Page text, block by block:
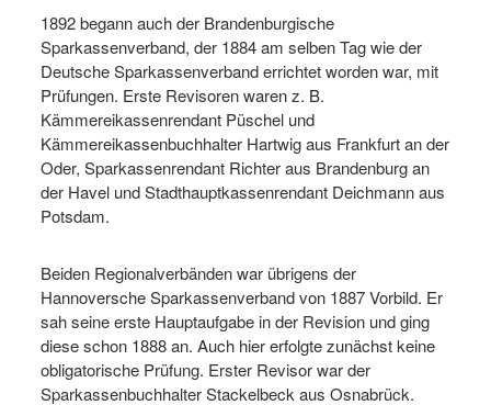
1892 begann auch der Brandenburgische
Sparkassenverband, der 1884 am selben Tag wie der
Deutsche Sparkassenverband errichtet worden war, mit
Prüfungen. Erste Revisoren waren z. B.
Kämmereikassenrendant Püschel und
Kämmereikassenbuchhalter Hartwig aus Frankfurt an der
Oder, Sparkassenrendant Richter aus Brandenburg an
der Havel und Stadthauptkassenrendant Deichmann aus
Potsdam.
Beiden Regionalverbänden war übrigens der
Hannoversche Sparkassenverband von 1887 Vorbild. Er
sah seine erste Hauptaufgabe in der Revision und ging
diese schon 1888 an. Auch hier erfolgte zunächst keine
obligatorische Prüfung. Erster Revisor war der
Sparkassenbuchhalter Stackelbeck aus Osnabrück.